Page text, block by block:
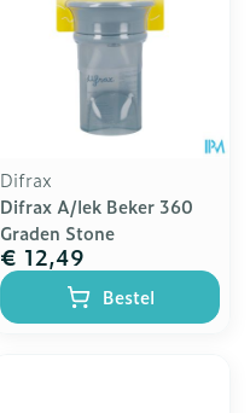
Difrax
Difrax A/lek Beker 360
Graden Stone
€ 12,49
Bestel